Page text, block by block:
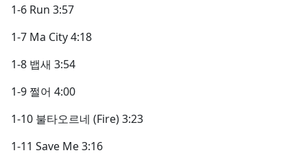
1-6 Run 3:57
1-7 Ma City 4:18
1-8 뱁새 3:54
1-9 쩔어 4:00
1-10 불타오르네 (Fire) 3:23
1-11 Save Me 3:16